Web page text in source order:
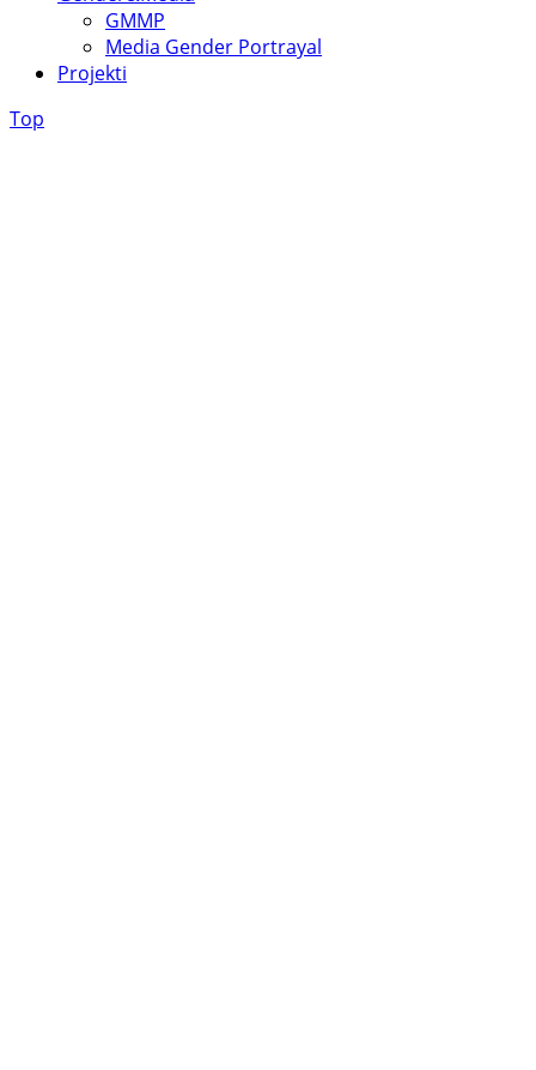
GMMP
Media Gender Portrayal
Projekti
Top